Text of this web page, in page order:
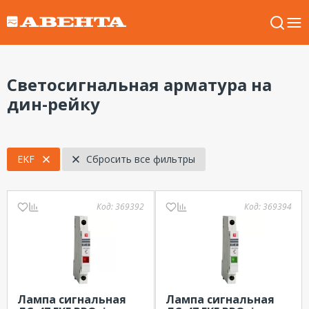
Светосигнальная арматура на
дин-рейку
EKF Сбросить все фильтры
Код:369392
Лампа сигнальная
Код:369394
Лампа сигнальная